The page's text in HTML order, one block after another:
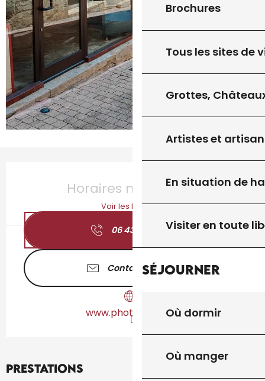
Brochures
Tous les sites de
Grottes,
Artistes et
En situation de
Visiter en toute
Séjourner
Où dormir
Où manger
Horaires non définis
Voir les horaires
06 43 35 56 ▒▒
Contactez-nous
www.photalma.com
Prestations